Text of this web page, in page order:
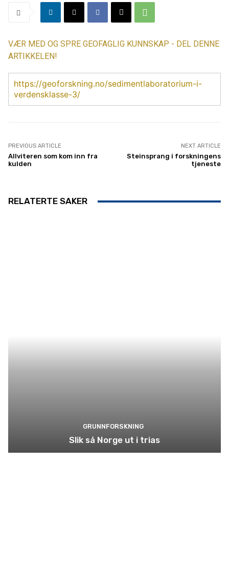
VÆR MED OG SPRE GEOFAGLIG KUNNSKAP - DEL DENNE
ARTIKKELEN!
https://geoforskning.no/sedimentlaboratorium-i-
verdensklasse-3/
PREVIOUS ARTICLE
Allviteren som kom inn fra
kulden
NEXT ARTICLE
Steinsprang i forskningens
tjeneste
RELATERTE SAKER
GRUNNFORSKNING
Slik så Norge ut i trias